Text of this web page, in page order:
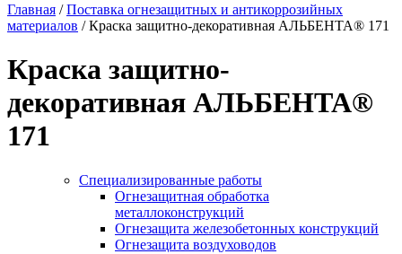
Главная /Поставка огнезащитных и антикоррозийных
материалов /Краска защитно-декоративная АЛЬБЕНТА® 171
Краска защитно-
декоративная АЛЬБЕНТА®
171
Специализированные работы
Огнезащитная обработка
металлоконструкций
Огнезащита железобетонных конструкций
Огнезащита воздуховодов